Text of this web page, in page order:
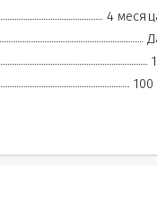
4
100